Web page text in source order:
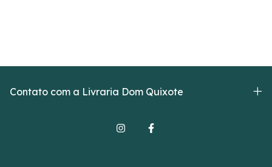
Contato com a Livraria Dom Quixote